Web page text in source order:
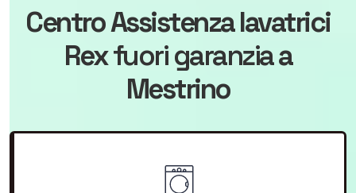
Centro Assistenza lavatrici
Rexfuori garanziaa
Mestrino